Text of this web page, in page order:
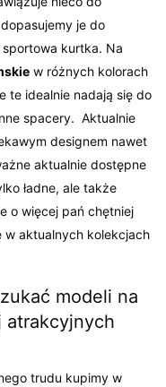
je do
kurtka. Na
w różnych kolorach
te idealnie nadają się do
spacery. Aktualnie
designem nawet
aktualnie dostępne
ładne, ale także
o więcej pań chętniej
w aktualnych kolekcjach
modeli na
atrakcyjnych
trudu kupimy w